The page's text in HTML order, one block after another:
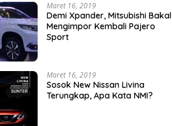
Maret 16, 2019
Demi Xpander, Mitsubishi Bakal
Mengimpor Kembali Pajero
Sport
Maret 16, 2019
Sosok New Nissan Livina
Terungkap, Apa Kata NMI?